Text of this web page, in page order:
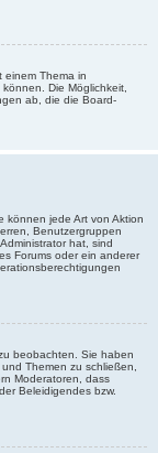
einem Thema in
Die Möglichkeit,
ab, die die Board-
können jede Art von Aktion
Benutzergruppen
hat, sind
Forums oder ein anderer
beobachten. Sie haben
Themen zu schließen,
Moderatoren, dass
Beleidigendes bzw.